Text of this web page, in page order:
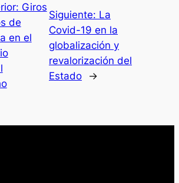
Giros
de
en el
Siguiente: La
Covid-19 en la
globalización y
revalorización del
Estado
→